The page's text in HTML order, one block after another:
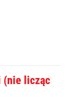
(nie licząc